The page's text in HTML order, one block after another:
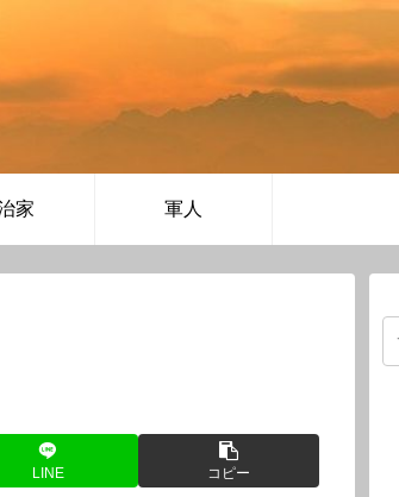
家 軍人
LINE コピー